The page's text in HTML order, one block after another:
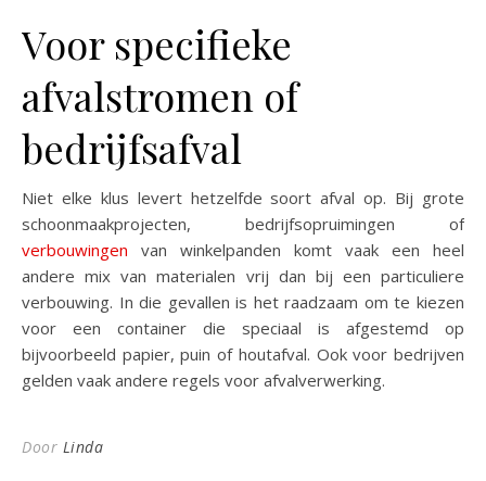
Voor specifieke
afvalstromen of
bedrijfsafval
Niet elke klus levert hetzelfde soort afval op. Bij grote
schoonmaakprojecten, bedrijfsopruimingen of
verbouwingen van winkelpanden komt vaak een heel
andere mix van materialen vrij dan bij een particuliere
verbouwing. In die gevallen is het raadzaam om te kiezen
voor een container die speciaal is afgestemd op
bijvoorbeeld papier, puin of houtafval. Ook voor bedrijven
gelden vaak andere regels voor afvalverwerking.
Door Linda